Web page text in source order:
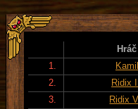
Hráč
1.
Kamil
2.
Ridix
3.
Ridix